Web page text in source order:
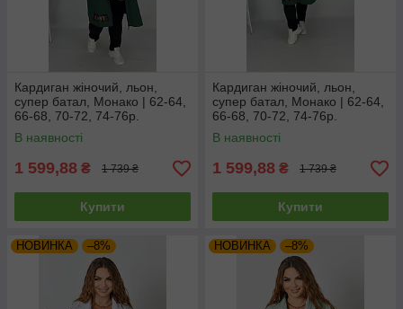
Кардиган жіночий, льон,
супер батал, Монако | 62-64,
66-68, 70-72, 74-76р.
В наявності
1 599,88 ₴ 1 739 ₴
Купити
Кардиган жіночий, льон,
супер батал, Монако | 62-64,
66-68, 70-72, 74-76р.
В наявності
1 599,88 ₴ 1 739 ₴
Купити
НОВИНКА –8% НОВИНКА –8%